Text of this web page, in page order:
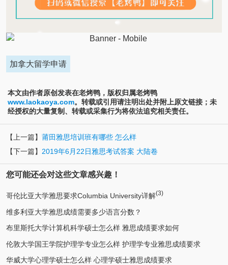
加拿大留学申请
本文由作者原创发表在老烤鸭，版权归属老烤鸭
www.laokaoya.com。转载或引用请注明出处并附上原文链接；未
经授权的大量复制、转载或采集行为将依法追究相关责任。
【上一篇】 莆田雅思培训班有哪些 怎么样
【下一篇】 2019年6月22日雅思考试答案 大陆卷
您可能还会对这些文章感兴趣！
哥伦比亚大学雅思要求Columbia University详解(3)
维多利亚大学雅思成绩需要多少语言分数？
布里斯托大学计算机科学硕士怎么样 雅思成绩要求如何
伦敦大学国王学院护理学专业怎么样 护理学专业雅思成绩要求
华威大学心理学硕士怎么样 心理学硕士雅思成绩要求